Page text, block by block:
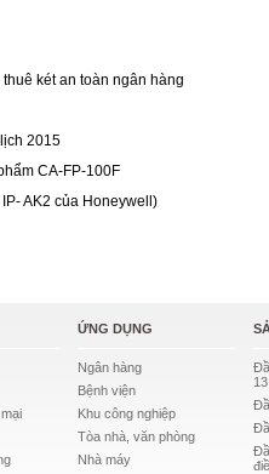
két an toàn ngân hàng
2015
CA-FP-100F
AK2 của Honeywell)
ỨNG DỤNG
Ngân hàng
Bệnh viện
Khu công nghiệp
Tòa nhà, văn phòng
Nhà máy